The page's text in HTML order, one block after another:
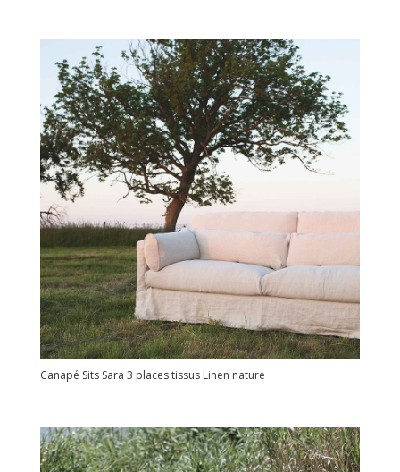
Canapé Sits Sara 3 places tissus Linen nature